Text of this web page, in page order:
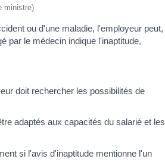
ministre)
ou d'une maladie, l'employeur peut,
par le médecin indique l'inaptitude,
doit rechercher les possibilités de
adaptés aux capacités du salarié et les
si l'avis d'inaptitude mentionne l'un